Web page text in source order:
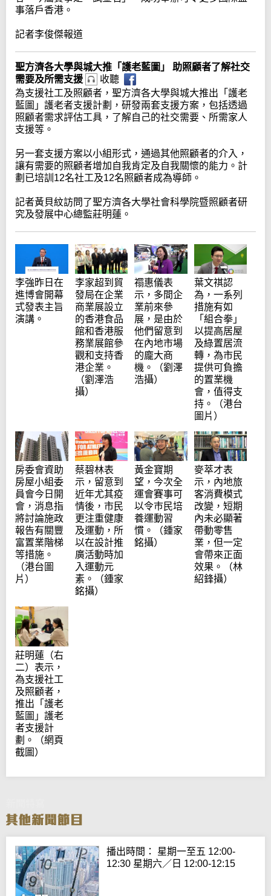
事落戶香港。
記者李俊傑報道
聖方濟各大學與城大推「護老藍圖」 助照顧者了解社交
需要及所需支援
收聽
為支援社工及照顧者，聖方濟各大學與城大推出「護老
藍圖」護老者支援計劃，研發兩套支援方案，包括透過
照顧者需求評估工具，了解自己的社交需要、所需家人
支援等。
另一套支援方案以小組形式，通過其他照顧者的介入，
讓有需要的照顧者增加自我肯定及自我關懷的能力。計
劃已培訓12名社工及12名照顧者成為導師。
記者黃貝紋訪問了聖方濟各大學社會科學院暨照顧者研
究及發展中心總監莊明蓮。
李強昨日在
進博會開幕
式發表主旨
演講。
李家超到貿
發局在企業
商業展設立
的香港食品
館和香港服
務業展館參
觀和支持香
港企業。
（劉澤浩
攝）
禤惠儀表
示，多間企
業前來參
展，是由於
他們留意到
在內地市場
的龐大商
機。（劉澤
浩攝）
葉文祺認
為，一系列
措施有如
「組合拳」
以提高居屋
及綠置居流
轉，為市民
提供可負擔
的置業機
會，值得支
持。（港台
圖片）
房委會資助
房屋小組委
員會今日開
會，消息指
將討論施政
報告有關豐
富置業階梯
等措施。
（港台圖
片）
蔡碧林表
示，留意到
近年尤其疫
情後，市民
更注重健康
及運動，所
以在設計推
廣活動時加
入運動元
素。（鍾家
銘攝）
黃金寶期
望，今次全
運會賽事可
以令巿民培
養運動習
慣。（鍾家
銘攝）
麥萃才表
示，內地旅
客消費模式
改變，短期
內未必顯著
帶動零售
業，但一定
會帶來正面
效果。（林
紹鋒攝）
莊明蓮（右
二）表示，
為支援社工
及照顧者，
推出「護老
藍圖」護老
者支援計
劃。（網頁
截圖）
播出時間： 星期一至五 12:00-
12:30 星期六／日 12:00-12:15